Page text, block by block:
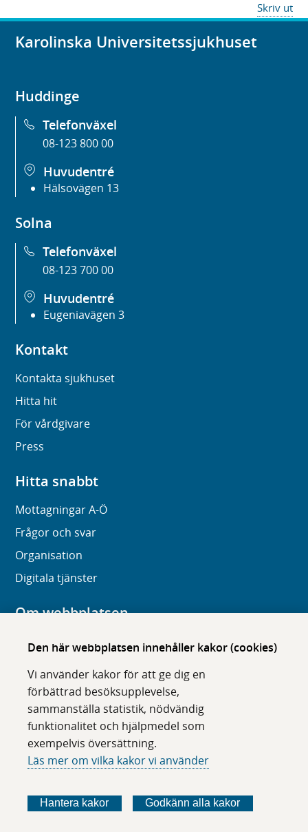
Den här webbplatsen innehåller kakor (cookies)
Vi använder kakor för att ge dig en
förbättrad besöksupplevelse,
sammanställa statistik, nödvändig
funktionalitet och hjälpmedel som
exempelvis översättning.
Läs mer om vilka kakor vi använder
Hantera kakor Godkänn alla kakor
Skriv ut
Karolinska Universitetssjukhuset
Huddinge
Telefonväxel
08-123 800 00
Huvudentré
Hälsovägen 13
Solna
Telefonväxel
08-123 700 00
Huvudentré
Eugeniavägen 3
Kontakt
Kontakta sjukhuset
Hitta hit
För vårdgivare
Press
Hitta snabbt
Mottagningar A-Ö
Frågor och svar
Organisation
Digitala tjänster
Om webbplatsen
Om karolinska.se
Tillgänglighet
Om cookies
Följ oss i sociala medier
ö
l
ö
l
ö
l